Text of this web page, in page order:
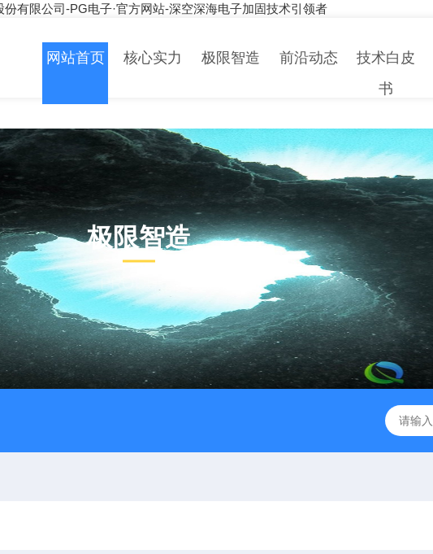
份有限公司-PG电子·官方网站-深空深海电子加固技术引领者
网站首页 核心实力 极限智造 前沿动态
技术白皮
书
极限智造
PRODUCT